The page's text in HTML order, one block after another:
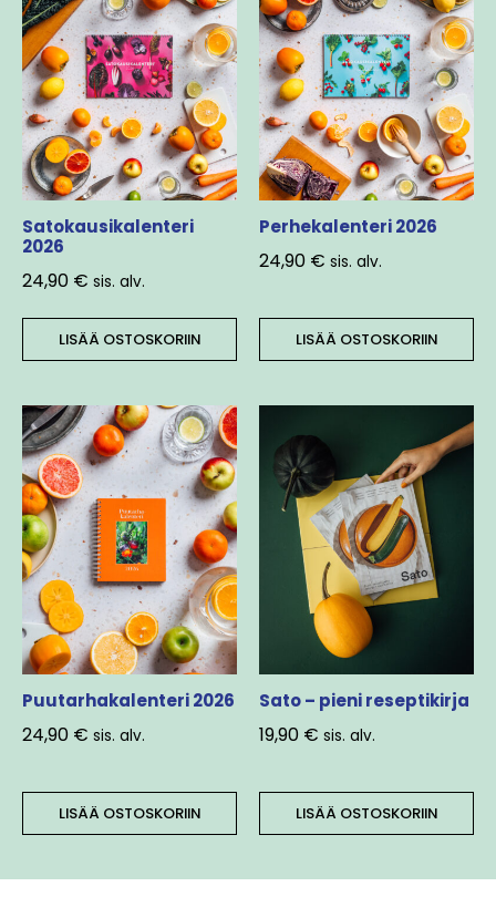
Satokausikalenteri
2026
24,90 € sis. alv.
LISÄÄ OSTOSKORIIN
Perhekalenteri 2026
24,90 € sis. alv.
LISÄÄ OSTOSKORIIN
Puutarhakalenteri 2026
24,90 € sis. alv.
LISÄÄ OSTOSKORIIN
Sato – pieni reseptikirja
19,90 € sis. alv.
LISÄÄ OSTOSKORIIN